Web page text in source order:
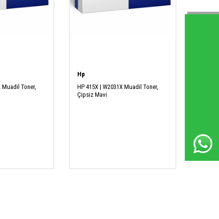
Muadil Toner,
Hp
HP 415X | W2031X Muadil Toner,
Çipsiz Mavi